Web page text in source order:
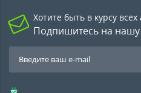
Хотите быть в курсу
Подпишитесь на нашу